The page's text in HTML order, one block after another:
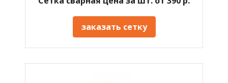
заказать сетку